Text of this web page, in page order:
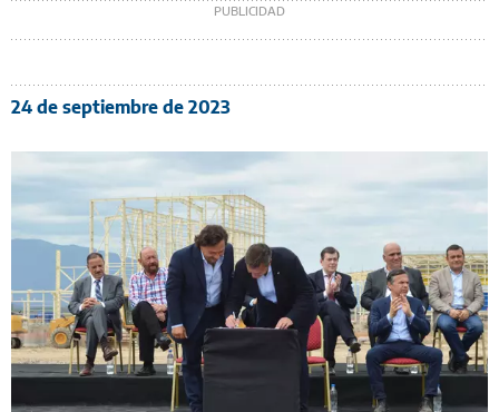
24 de septiembre de 2023